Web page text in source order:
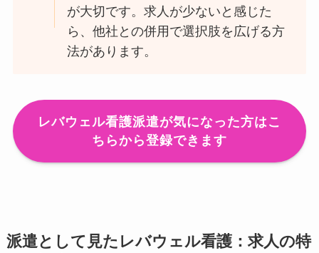
が大切です。求人が少ないと感じた
ら、他社との併用で選択肢を広げる方
法があります。
レバウェル看護派遣が気になった方はこ
ちらから登録できます
派遣として見たレバウェル看護：求人の特